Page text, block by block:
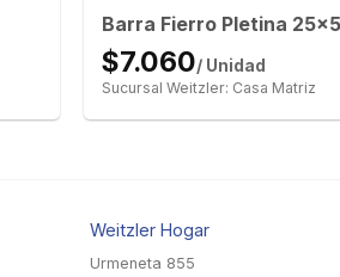
Barra Fierro Pletina
$7.060/ Unidad
Sucursal Weitzler: Casa Matriz
Weitzler Hogar
Urmeneta 855